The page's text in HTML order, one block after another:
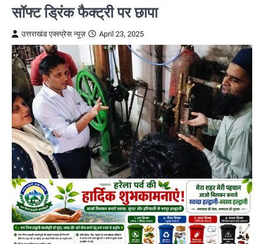
सॉफ्ट ड्रिंक फैक्ट्री पर छापा
उत्तराखंड एक्स्प्रेस न्यूज़ April 23, 2025